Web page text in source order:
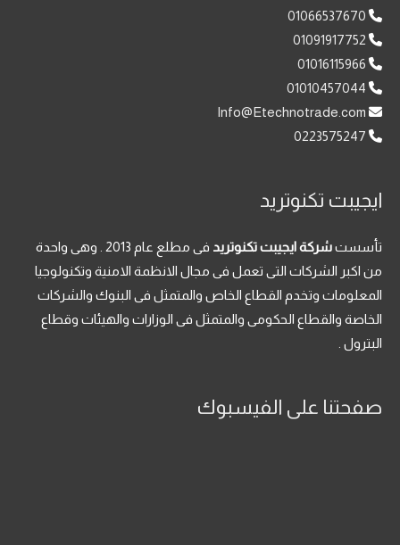
01066537670
01091917752
01016115966
01010457044
0223575247
ايجيبت تكنوتريد
تأسستشركة ايجيبت تكنوتريد
فى مطلع عام 2013 . وهى واحدة
من اكبر الشركات التى تعمل فى مجال الانظمة الامنية وتكنولوجيا
المعلومات وتخدم القطاع الخاص والمتمثل فى البنوك والشركات
الخاصة والقطاع الحكومى والمتمثل فى الوزارات والهيئات وقطاع
البترول .
صفحتنا على الفيسبوك